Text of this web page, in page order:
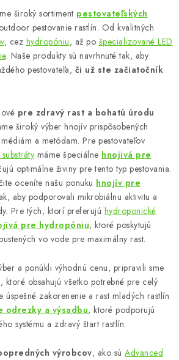
široký sortiment pestovateľských
pestovanie rastlín. Od kvalitných
, cez hydropóniu, až po špecializované LED
. Naše produkty sú navrhnuté tak, aby
pestovateľa, či už ste začiatočník
pre zdravý rast a bohatú úrodu
široký výber hnojív prispôsobených
a metódam. Pre pestovateľov
máme špeciálne hnojivá pre
optimálne živiny pre tento typ pestovania.
oceníte našu ponuku hnojív pre
aby podporovali mikrobiálnu aktivitu a
Pre tých, ktorí preferujú hydroponické
pre hydropóniu, ktoré poskytujú
vo vode pre maximálny rast.
a ponúkli výhodnú cenu, pripravili sme
, ktoré obsahujú všetko potrebné pre celý
úspešné zakorenenie a rast mladých rastlín
odrezky a výsadbu, ktoré podporujú
systému a zdravý štart rastlín.
výrobcov, ako sú Advanced